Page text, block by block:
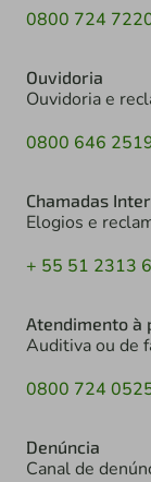
0800 724
Ouvidoria
Ouvidoria e
0800 646
Chamadas
Elogios e
+ 55 51 2313
Atendimento à
Auditiva ou de
0800 724
Denúncia
Canal de